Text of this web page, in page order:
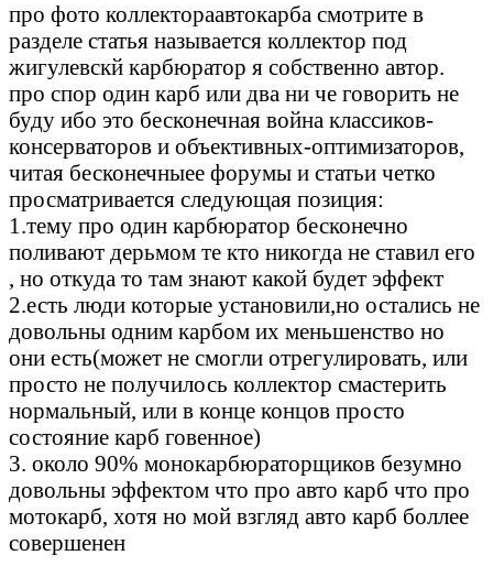
про фото коллектораавтокарба смотрите в
разделе статья называется коллектор под
жигулевскй карбюратор я собственно автор.
про спор один карб или два ни че говорить не
буду ибо это бесконечная война классиков-
консерваторов и объективных-оптимизаторов,
читая бесконечныее форумы и статьи четко
просматривается следующая позиция:
1.тему про один карбюратор бесконечно
поливают дерьмом те кто никогда не ставил его
, но откуда то там знают какой будет эффект
2.есть люди которые установили,но остались не
довольны одним карбом их меньшенство но
они есть(может не смогли отрегулировать, или
просто не получилось коллектор смастерить
нормальный, или в конце концов просто
состояние карб говенное)
3. около 90% монокарбюраторщиков безумно
довольны эффектом что про авто карб что про
мотокарб, хотя но мой взгляд авто карб боллее
совершенен